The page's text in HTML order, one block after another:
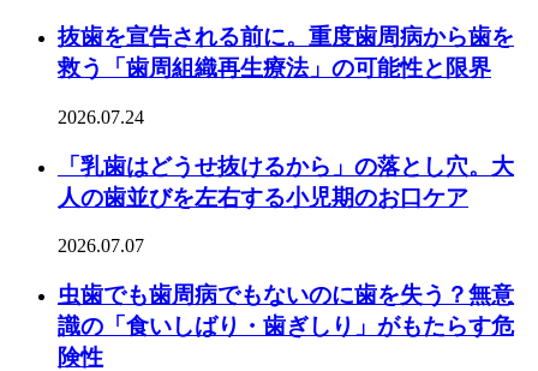
抜歯を宣告される前に。重度歯周病から歯を
救う「歯周組織再生療法」の可能性と限界
2026.07.24
「乳歯はどうせ抜けるから」の落とし穴。大
人の歯並びを左右する小児期のお口ケア
2026.07.07
虫歯でも歯周病でもないのに歯を失う？無意
識の「食いしばり・歯ぎしり」がもたらす危
険性